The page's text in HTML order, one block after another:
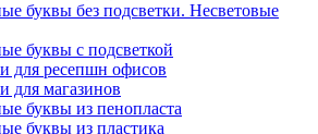
буквы без подсветки. Несветовые
буквы с подсветкой
для ресепшн офисов
для магазинов
буквы из пенопласта
буквы из пластика